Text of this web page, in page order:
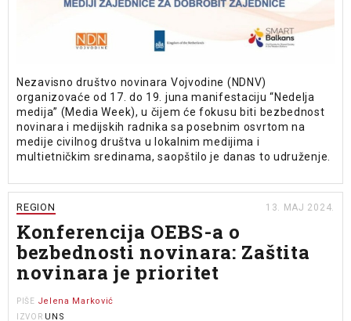
Nezavisno društvo novinara Vojvodine (NDNV)
organizovaće od 17. do 19. juna manifestaciju “Nedelja
medija” (Media Week), u čijem će fokusu biti bezbednost
novinara i medijskih radnika sa posebnim osvrtom na
medije civilnog društva u lokalnim medijima i
multietničkim sredinama, saopštilo je danas to udruženje.
REGION 13. MAJ 2024.
Konferencija OEBS-a o
bezbednosti novinara: Zaštita
novinara je prioritet
PIŠE Jelena Marković
IZVOR UNS